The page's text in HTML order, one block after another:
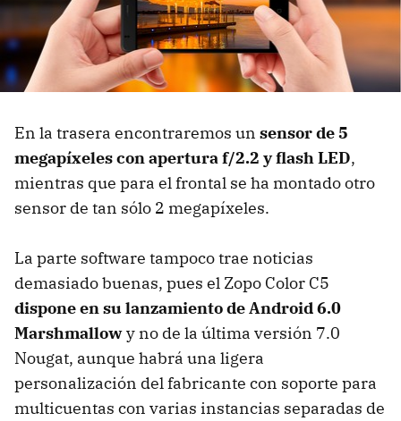
En la trasera encontraremos un sensor de 5
megapíxeles con apertura f/2.2 y flash LED,
mientras que para el frontal se ha montado otro
sensor de tan sólo 2 megapíxeles.
La parte software tampoco trae noticias
demasiado buenas, pues el Zopo Color C5
dispone en su lanzamiento de Android 6.0
Marshmallowy no de la última versión 7.0
Nougat, aunque habrá una ligera
personalización del fabricante con soporte para
multicuentas con varias instancias separadas de